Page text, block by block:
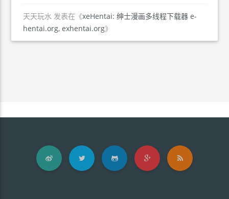
天天玩水 发表在《xeHentai: 绅士漫画多线程下载器 e-
hentai.org, exhentai.org》